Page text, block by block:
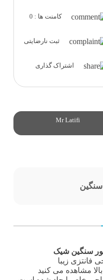
کامنت ها : 0
ثبت نارضایتی
اشتراک گذاری
Mr Latifi
سنگین
سنگین شیک
فانتزی زیبا
بالا مشاهده می کنید